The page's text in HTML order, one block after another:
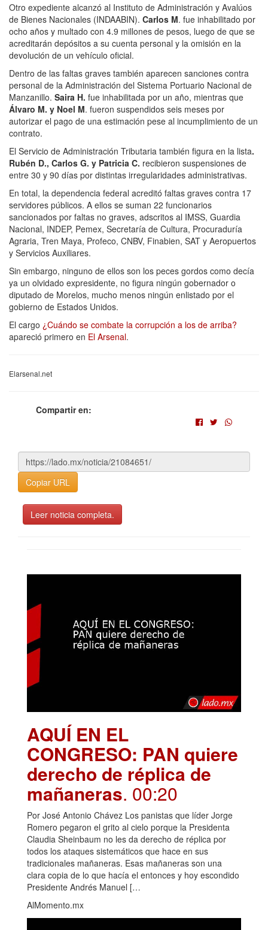
Otro expediente alcanzó al Instituto de Administración y Avalúos
de Bienes Nacionales (INDAABIN). Carlos M. fue inhabilitado por
ocho años y multado con 4.9 millones de pesos, luego de que se
acreditarán depósitos a su cuenta personal y la omisión en la
devolución de un vehículo oficial.
Dentro de las faltas graves también aparecen sanciones contra
personal de la Administración del Sistema Portuario Nacional de
Manzanillo. Saira H. fue inhabilitada por un año, mientras que
Álvaro M. y Noel M. fueron suspendidos seis meses por
autorizar el pago de una estimación pese al incumplimiento de un
contrato.
El Servicio de Administración Tributaria también figura en la lista.
Rubén D., Carlos G. y Patricia C. recibieron suspensiones de
entre 30 y 90 días por distintas irregularidades administrativas.
En total, la dependencia federal acreditó faltas graves contra 17
servidores públicos. A ellos se suman 22 funcionarios
sancionados por faltas no graves, adscritos al IMSS, Guardia
Nacional, INDEP, Pemex, Secretaría de Cultura, Procuraduría
Agraria, Tren Maya, Profeco, CNBV, Finabien, SAT y Aeropuertos
y Servicios Auxiliares.
Sin embargo, ninguno de ellos son los peces gordos como decía
ya un olvidado expresidente, no figura ningún gobernador o
diputado de Morelos, mucho menos ningún enlistado por el
gobierno de Estados Unidos.
El cargo ¿Cuándo se combate la corrupción a los de arriba?
apareció primero en El Arsenal.
Elarsenal.net
Compartir en:
Copiar URL
Leer noticia completa.
AQUÍ EN EL
CONGRESO: PAN quiere
derecho de réplica de
mañaneras. 00:20
Por José Antonio Chávez Los panistas que líder Jorge
Romero pegaron el grito al cielo porque la Presidenta
Claudia Sheinbaum no les da derecho de réplica por
todos los ataques sistemáticos que hace en sus
tradicionales mañaneras. Esas mañaneras son una
clara copia de lo que hacía el entonces y hoy escondido
Presidente Andrés Manuel […
AlMomento.mx